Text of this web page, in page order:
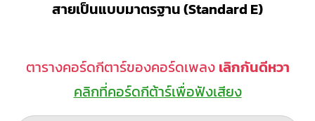
สายเป็นแบบมาตรฐาน (Standard E)
ตารางคอร์ดกีตาร์ของคอร์ดเพลง เลิกกันดีหวา
คลิกที่คอร์ดกีต้าร์เพื่อฟังเสียง